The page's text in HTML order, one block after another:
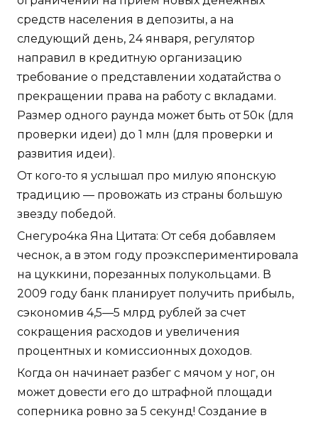
средств населения в депозиты, а на
следующий день, 24 января, регулятор
направил в кредитную организацию
требование о представлении ходатайства о
прекращении права на работу с вкладами.
Размер одного раунда может быть от 50к (для
проверки идеи) до 1 млн (для проверки и
развития идеи).
От кого-то я услышал про милую японскую
традицию — провожать из страны большую
звезду победой.
Снегуро4ка Яна Цитата: От себя добавляем
чеснок, а в этом году проэкспериментировала
на цуккини, порезанных полукольцами. В
2009 году банк планирует получить прибыль,
сэкономив 4,5—5 млрд рублей за счет
сокращения расходов и увеличения
процентных и комиссионных доходов.
Когда он начинает разбег с мячом у ног, он
может довести его до штрафной площади
соперника ровно за 5 секунд! Создание в